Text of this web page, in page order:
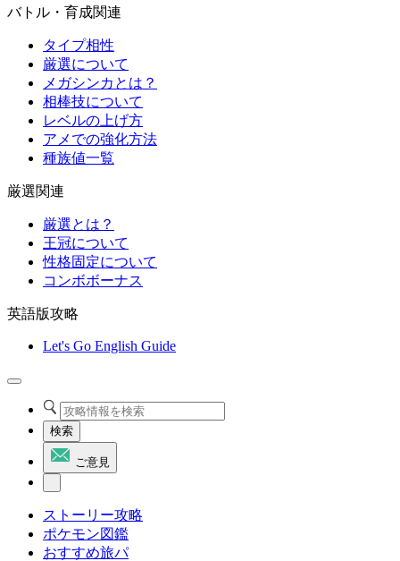
バトル・育成関連
タイプ相性
厳選について
メガシンカとは？
相棒技について
レベルの上げ方
アメでの強化方法
種族値一覧
厳選関連
厳選とは？
王冠について
性格固定について
コンボボーナス
英語版攻略
Let's Go English Guide
検索
ご意見
ストーリー攻略
ポケモン図鑑
おすすめ旅パ